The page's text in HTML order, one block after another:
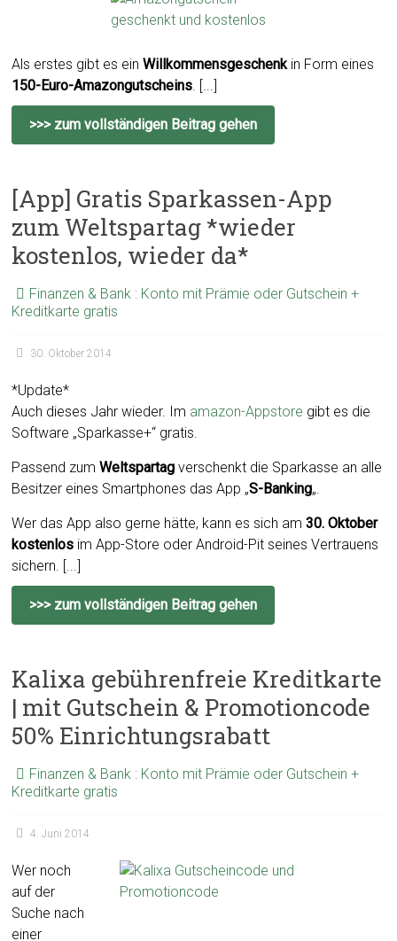
Als erstes gibt es einWillkommensgeschenk in Form eines
150-Euro-Amazongutscheins . [...]
>>> zum vollständigen Beitrag gehen
[App] Gratis Sparkassen-App
zum Weltspartag *wieder
kostenlos, wieder da*
Finanzen & Bank : Konto mit Prämie oder Gutschein +
Kreditkarte gratis
30. Oktober 2014
*Update*
Auch dieses Jahr wieder. Im amazon-Appstore gibt es die
Software „Sparkasse+“ gratis.
Passend zumWeltspartag verschenkt die Sparkasse an alle
Besitzer eines Smartphones das App „S-Banking„.
Wer das App also gerne hätte, kann es sich am 30. Oktober
kostenlos im App-Store oder Android-Pit seines Vertrauens
sichern. [...]
>>> zum vollständigen Beitrag gehen
Kalixa gebührenfreie Kreditkarte
| mit Gutschein & Promotioncode
50% Einrichtungsrabatt
Finanzen & Bank : Konto mit Prämie oder Gutschein +
Kreditkarte gratis
4. Juni 2014
Wer noch
auf der
Suche nach
einer